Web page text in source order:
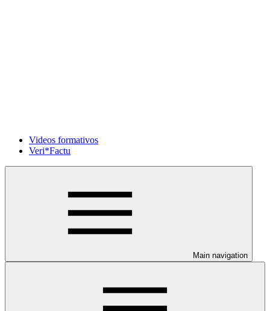
Videos formativos
Veri*Factu
Main navigation